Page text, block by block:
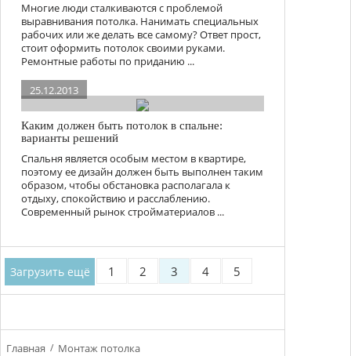
Многие люди сталкиваются с проблемой
выравнивания потолка. Нанимать специальных
рабочих или же делать все самому? Ответ прост,
стоит оформить потолок своими руками.
Ремонтные работы по приданию ...
25.12.2013
Каким должен быть потолок в спальне:
варианты решений
Спальня является особым местом в квартире,
поэтому ее дизайн должен быть выполнен таким
образом, чтобы обстановка располагала к
отдыху, спокойствию и расслаблению.
Современный рынок стройматериалов ...
Загрузить ещё 1 2 3 4 5
Главная Монтаж потолка